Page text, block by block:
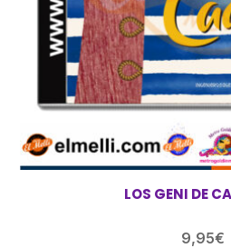
LOS GENI DE
9,95€